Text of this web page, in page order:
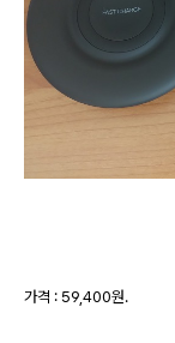
가격 : 59,400원.